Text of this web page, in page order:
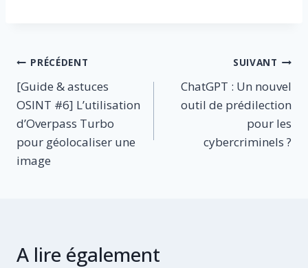
Navigation
de
l’article
PRÉCÉDENT
[Guide & astuces
OSINT #6] L’utilisation
d’Overpass Turbo
pour géolocaliser une
image
SUIVANT
ChatGPT : Un nouvel
outil de prédilection
pour les
cybercriminels ?
A lire également